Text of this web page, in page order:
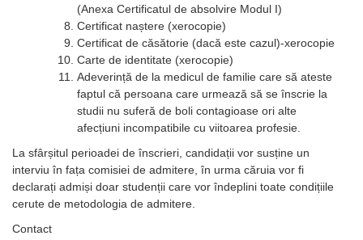
(Anexa Certificatul de absolvire Modul I)
Certificat naștere (xerocopie)
Certificat de căsătorie (dacă este cazul)-xerocopie
Carte de identitate (xerocopie)
Adeverință de la medicul de familie care să ateste
faptul că persoana care urmează să se înscrie la
studii nu suferă de boli contagioase ori alte
afecțiuni incompatibile cu viitoarea profesie.
La sfârșitul perioadei de înscrieri, candidații vor susține un
interviu în fața comisiei de admitere, în urma căruia vor fi
declarați admiși doar studenții care vor îndeplini toate condițiile
cerute de metodologia de admitere.
Contact